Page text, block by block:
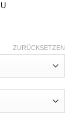
ZURÜCKSETZEN